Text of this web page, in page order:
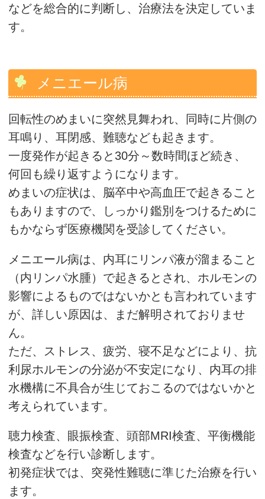
などを総合的に判断し、治療法を決定していま
す。
メニエール病
回転性のめまいに突然見舞われ、同時に片側の
耳鳴り、耳閉感、難聴なども起きます。
一度発作が起きると30分～数時間ほど続き、
何回も繰り返すようになります。
めまいの症状は、脳卒中や高血圧で起きること
もありますので、しっかり鑑別をつけるために
もかならず医療機関を受診してください。
メニエール病は、内耳にリンパ液が溜まること
（内リンパ水腫）で起きるとされ、ホルモンの
影響によるものではないかとも言われています
が、詳しい原因は、まだ解明されておりませ
ん。
ただ、ストレス、疲労、寝不足などにより、抗
利尿ホルモンの分泌が不安定になり、内耳の排
水機構に不具合が生じておこるのではないかと
考えられています。
聴力検査、眼振検査、頭部MRI検査、平衡機能
検査などを行い診断します。
初発症状では、突発性難聴に準じた治療を行い
ます。